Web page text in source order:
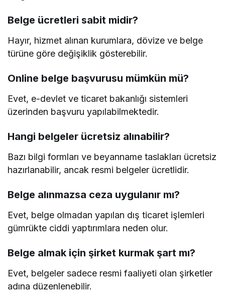
Belge ücretleri sabit midir?
Hayır, hizmet alınan kurumlara, dövize ve belge
türüne göre değişiklik gösterebilir.
Online belge başvurusu mümkün mü?
Evet, e-devlet ve ticaret bakanlığı sistemleri
üzerinden başvuru yapılabilmektedir.
Hangi belgeler ücretsiz alınabilir?
Bazı bilgi formları ve beyanname taslakları ücretsiz
hazırlanabilir, ancak resmi belgeler ücretlidir.
Belge alınmazsa ceza uygulanır mı?
Evet, belge olmadan yapılan dış ticaret işlemleri
gümrükte ciddi yaptırımlara neden olur.
Belge almak için şirket kurmak şart mı?
Evet, belgeler sadece resmi faaliyeti olan şirketler
adına düzenlenebilir.